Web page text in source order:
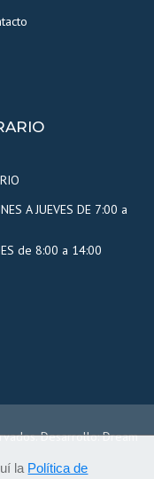
A JUEVES DE 7:00 a
de 8:00 a 14:00
Desarrollo:Dream
la Política de